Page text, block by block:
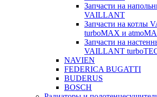
Запчасти на
VAILLANT
Запчасти на котлы
turboMAX и
Запчасти на
VAILLANT
NAVIEN
FEDERICA BUGATTI
BUDERUS
BOSCH